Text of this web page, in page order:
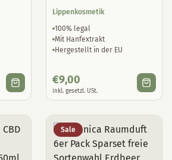
Lippenbalsam
Lippenkosmetik
100% legal
Mit Hanfextrakt
Hergestellt in der EU
€9,00
inkl. gesetzl. USt.
Sale